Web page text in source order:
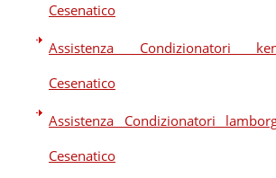
Cesenatico
Assistenza Condizionatori
Cesenatico
Assistenza Condizionatori
Cesenatico